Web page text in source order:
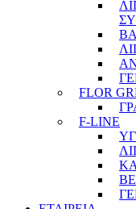
FLOR
F-LINE